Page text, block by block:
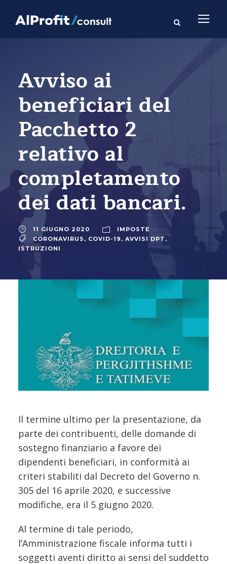
Avviso ai
beneficiari del
Pacchetto 2
relativo al
completamento
dei dati bancari.
11 GIUGNO 2020
IMPOSTE
CORONAVIRUS , COVID-19 , AVVISI DPT ,
ISTRUZIONI
Il termine ultimo per la presentazione, da
parte dei contribuenti, delle domande di
sostegno finanziario a favore dei
dipendenti beneficiari, in conformità ai
criteri stabiliti dal Decreto del Governo n.
305 del 16 aprile 2020, e successive
modifiche, era il 5 giugno 2020.
Al termine di tale periodo,
l’Amministrazione fiscale informa tutti i
soggetti aventi diritto ai sensi del suddetto